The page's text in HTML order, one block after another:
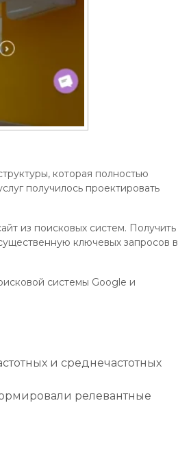
которая полностью
получилось проектировать
из поисковых систем. Получить
ключевых запросов в
системы Google и
и среднечастотных
релевантные